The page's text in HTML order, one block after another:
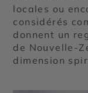
locales ou
considérés
donnent un
de Nouvelle-
dimension